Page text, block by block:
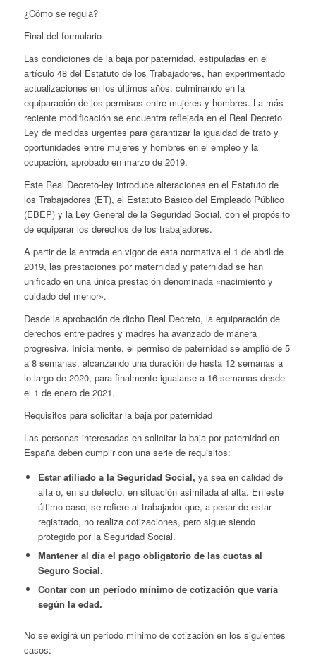
¿Cómo se regula?
Final del formulario
Las condiciones de la baja por paternidad, estipuladas en el
artículo 48 del Estatuto de los Trabajadores, han experimentado
actualizaciones en los últimos años, culminando en la
equiparación de los permisos entre mujeres y hombres. La más
reciente modificación se encuentra reflejada en el Real Decreto
Ley de medidas urgentes para garantizar la igualdad de trato y
oportunidades entre mujeres y hombres en el empleo y la
ocupación, aprobado en marzo de 2019.
Este Real Decreto-ley introduce alteraciones en el Estatuto de
los Trabajadores (ET), el Estatuto Básico del Empleado Público
(EBEP) y la Ley General de la Seguridad Social, con el propósito
de equiparar los derechos de los trabajadores.
A partir de la entrada en vigor de esta normativa el 1 de abril de
2019, las prestaciones por maternidad y paternidad se han
unificado en una única prestación denominada «nacimiento y
cuidado del menor».
Desde la aprobación de dicho Real Decreto, la equiparación de
derechos entre padres y madres ha avanzado de manera
progresiva. Inicialmente, el permiso de paternidad se amplió de 5
a 8 semanas, alcanzando una duración de hasta 12 semanas a
lo largo de 2020, para finalmente igualarse a 16 semanas desde
el 1 de enero de 2021.
Requisitos para solicitar la baja por paternidad
Las personas interesadas en solicitar la baja por paternidad en
España deben cumplir con una serie de requisitos:
Estar afiliado a la Seguridad Social, ya sea en calidad de
alta o, en su defecto, en situación asimilada al alta. En este
último caso, se refiere al trabajador que, a pesar de estar
registrado, no realiza cotizaciones, pero sigue siendo
protegido por la Seguridad Social.
Mantener al día el pago obligatorio de las cuotas al
Seguro Social.
Contar con un período mínimo de cotización que varía
según la edad.
No se exigirá un período mínimo de cotización en los siguientes
casos: